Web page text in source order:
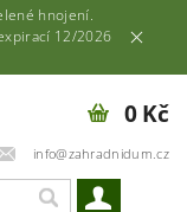
hnojení.
12/2026
info@zahradnidum.cz
0 Kč